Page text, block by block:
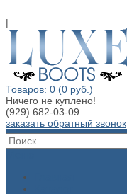
|
Товаров: 0 (0 руб.)
Ничего не куплено!
(929) 682-03-09
заказать обратный звонок